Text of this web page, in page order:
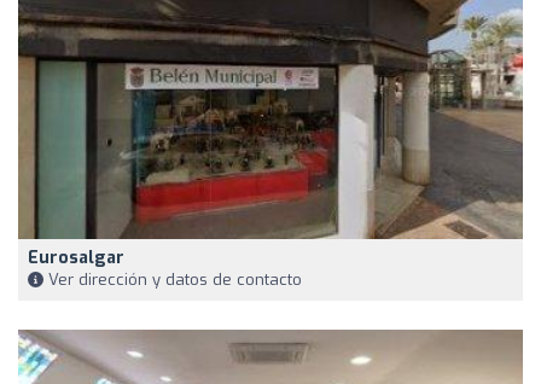
Eurosalgar
Ver dirección y datos de contacto